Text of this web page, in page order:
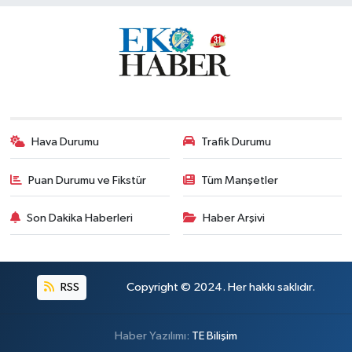
Hava Durumu Trafik Durumu
Puan Durumu ve Fikstür Tüm Manşetler
Son Dakika Haberleri Haber Arşivi
RSS Copyright © 2024. Her hakkı saklıdır.
Haber Yazılımı: TE Bilişim